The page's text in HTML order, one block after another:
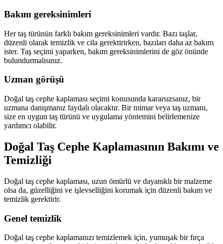
Bakım gereksinimleri
Her taş türünün farklı bakım gereksinimleri vardır. Bazı taşlar,
düzenli olarak temizlik ve cila gerektirirken, bazıları daha az bakım
ister. Taş seçimi yaparken, bakım gereksinimlerini de göz önünde
bulundurmalısınız.
Uzman görüşü
Doğal taş cephe kaplaması seçimi konusunda kararsızsanız, bir
uzmana danışmanız faydalı olacaktır. Bir mimar veya taş uzmanı,
size en uygun taş türünü ve uygulama yöntemini belirlemenize
yardımcı olabilir.
Doğal Taş Cephe Kaplamasının Bakımı ve
Temizliği
Doğal taş cephe kaplaması, uzun ömürlü ve dayanıklı bir malzeme
olsa da, güzelliğini ve işlevselliğini korumak için düzenli bakım ve
temizlik gerektirir.
Genel temizlik
Doğal taş cephe kaplamanızı temizlemek için, yumuşak bir fırça